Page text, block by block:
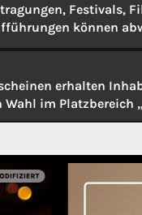
Festivals,
können
erhalten
im Platzbereich